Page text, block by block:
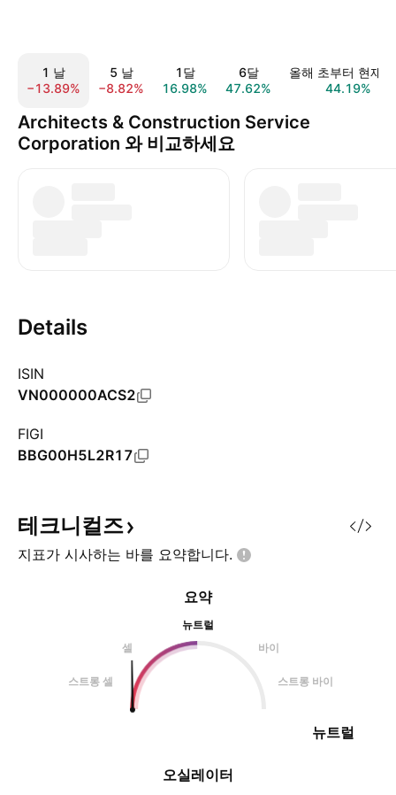
1 날
−13.89%
5 날
−8.82%
1달
16.98%
6달
47.62%
올해 초부터 현재
44.19%
Architects & Construction Service
Corporation 와 비교하세요
Details
ISIN
VN000000ACS2
FIGI
BBG00H5L2R17
테크니컬즈
지표가 시사하는 바를 요약합니다.
오실레이터
요약
뉴트럴
셀
바이
스트롱 셀 스트롱 바이
뉴트럴